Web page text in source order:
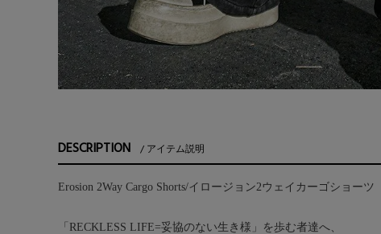
DESCRIPTION アイテム説明
Erosion 2Way Cargo Shorts/イロージョン2ウェイカーゴショーツ
「RECKLESS LIFE=妥協のない生き様」を歩む者達へ、